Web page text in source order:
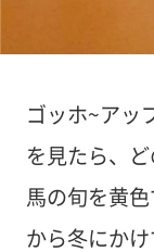
ゴッホ~アッ
を見たら、
馬の旬を黄
から冬にか